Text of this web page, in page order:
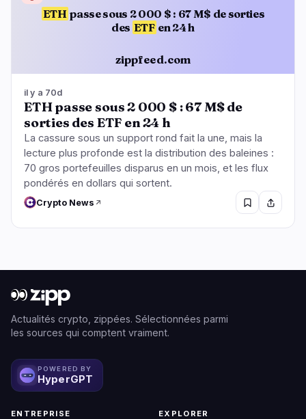
ETH passe sous 2 000 $ : 67 M$ de sorties
des ETF en 24 h
zippfeed.com
il y a 70d
ETH passe sous 2 000 $ : 67 M$ de
sorties des ETF en 24 h
La cassure sous un support rond fait la une, mais la
lecture plus profonde est la distribution des baleines :
70 gros portefeuilles disparus en un mois, et les flux
pondérés en dollars qui sortent.
Crypto News
Actualités crypto, zippées. Sélectionnées parmi
les sources qui comptent vraiment.
POWERED BY
HyperGPT
ENTREPRISE EXPLORER